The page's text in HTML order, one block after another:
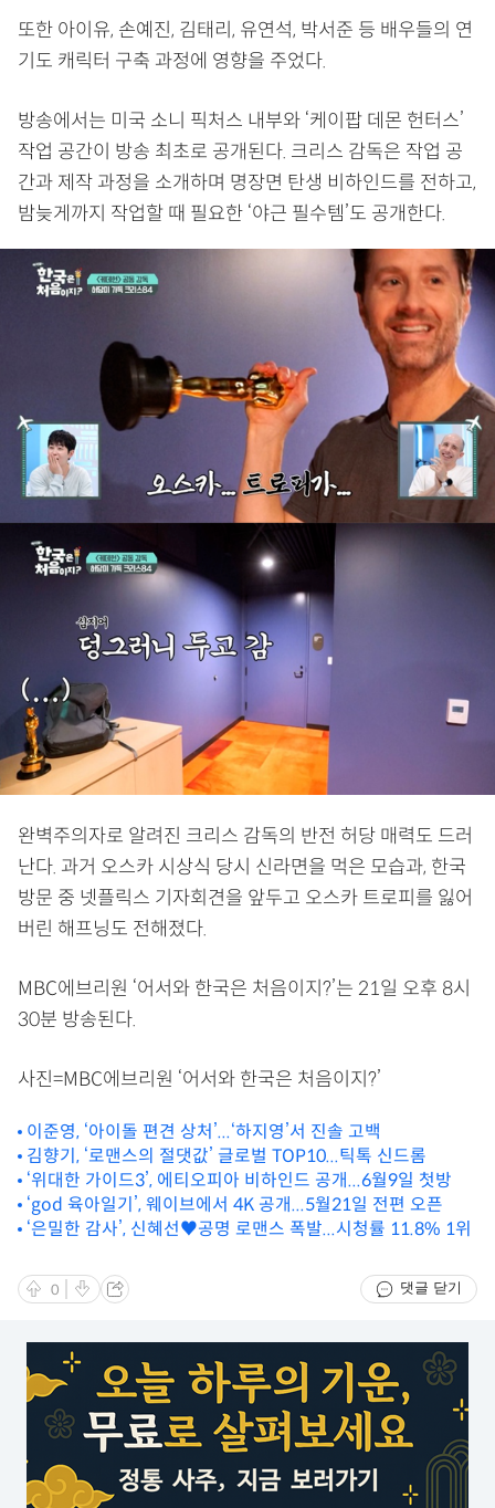
또한 아이유, 손예진, 김태리, 유연석, 박서준 등 배우들의 연
기도 캐릭터 구축 과정에 영향을 주었다.
방송에서는 미국 소니 픽처스 내부와 ‘케이팝 데몬 헌터스’
작업 공간이 방송 최초로 공개된다. 크리스 감독은 작업 공
간과 제작 과정을 소개하며 명장면 탄생 비하인드를 전하고,
밤늦게까지 작업할 때 필요한 ‘야근 필수템’도 공개한다.
완벽주의자로 알려진 크리스 감독의 반전 허당 매력도 드러
난다. 과거 오스카 시상식 당시 신라면을 먹은 모습과, 한국
방문 중 넷플릭스 기자회견을 앞두고 오스카 트로피를 잃어
버린 해프닝도 전해졌다.
MBC에브리원 ‘어서와 한국은 처음이지?’는 21일 오후 8시
30분 방송된다.
사진=MBC에브리원 ‘어서와 한국은 처음이지?’
이준영, ‘아이돌 편견 상처’...‘하지영’서 진솔 고백
김향기, ‘로맨스의 절댓값’ 글로벌 TOP10...틱톡 신드롬
‘위대한 가이드3’, 에티오피아 비하인드 공개...6월9일 첫방
‘god 육아일기’, 웨이브에서 4K 공개...5월21일 전편 오픈
‘은밀한 감사’, 신혜선♥공명 로맨스 폭발...시청률 11.8% 1위
0 댓글 닫기